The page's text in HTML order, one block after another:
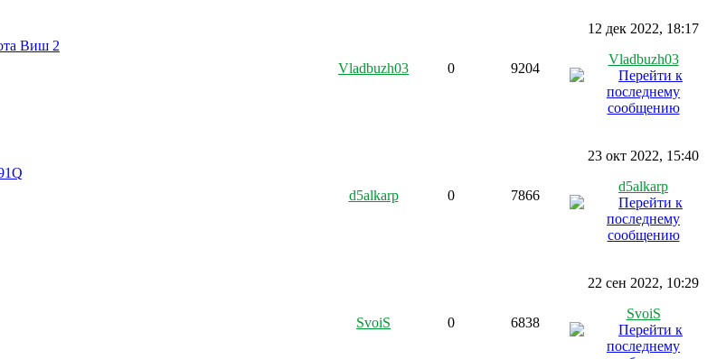
Виш 2
Vladbuzh03 0 9204
12 дек 2022, 18:17
Vladbuzh03
d5alkarp 0 7866
23 окт 2022, 15:40
d5alkarp
SvoiS 0 6838
22 сен 2022, 10:29
SvoiS